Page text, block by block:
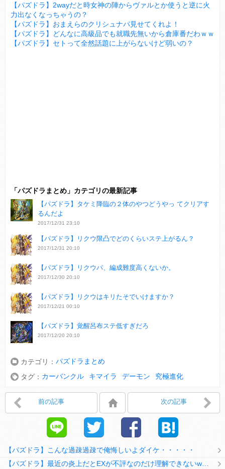
【パズドラ】2wayだと時女神の陣からヴァルとか使うと逆に火
力出なくなっちゃうの？
【パズドラ】おまえらのクリシュナパ見せてくれよ！
【パズドラ】どんなに高級品でも就職先無いから倉庫番だわｗｗ
【パズドラ】セトって全然話題に上がらないけど弱いの？
「パズドラまとめ」カテゴリの最新記事
【パズドラ】タケミ降臨の２体のやつどうやっ てクリアす
るんだよ
2017/12/31 23:10
【パズドラ】リクウ限凸でどのくらいステ上がるん？
2017/12/31 20:10
【パズドラ】リクウパ、編成難度高くないか。
2017/12/30 20:10
【パズドラ】リクウはキリたそでいけますか？
2017/12/21 00:10
【パズドラ】覚醒呂布ステ低すぎだろ
2017/12/20 20:10
カテゴリ： パズドラまとめ
タグ： カーバンクル キマイラ デーモン 究極進化
前の記事 次の記事
【パズドラ】こんな過疎過疎で俺悔しいよダイケ・・・・・